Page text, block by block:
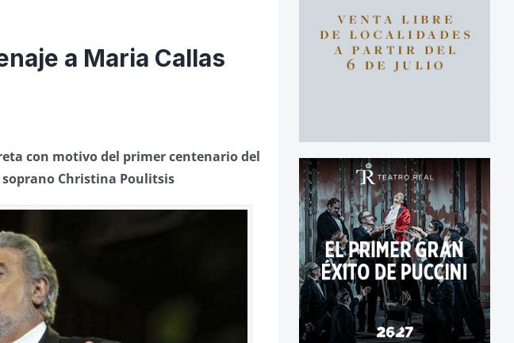
a Maria Callas
con motivo del primer centenario del
Christina Poulitsis